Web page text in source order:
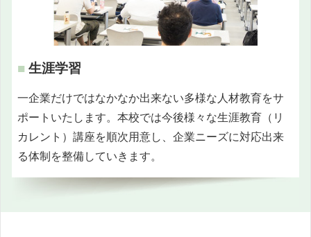
■ 生涯学習
一企業だけではなかなか出来ない多様な人材教育をサ
ポートいたします。本校では今後様々な生涯教育（リ
カレント）講座を順次用意し、企業ニーズに対応出来
る体制を整備していきます。